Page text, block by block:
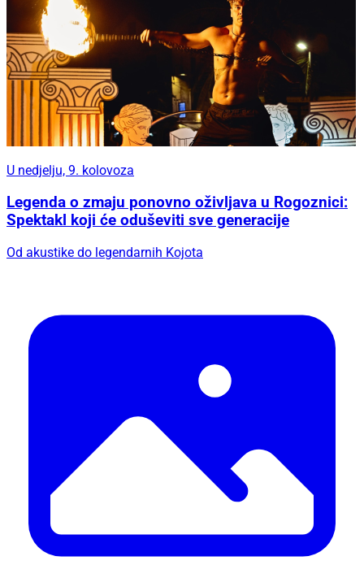
U nedjelju, 9. kolovoza
Legenda o zmaju ponovno oživljava u Rogoznici:
Spektakl koji će oduševiti sve generacije
Od akustike do legendarnih Kojota